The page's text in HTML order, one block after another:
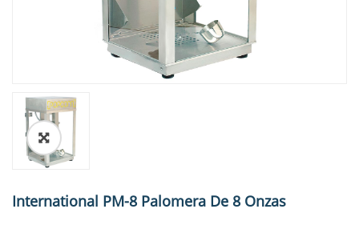
🔍
International PM-8 Palomera De 8 Onzas